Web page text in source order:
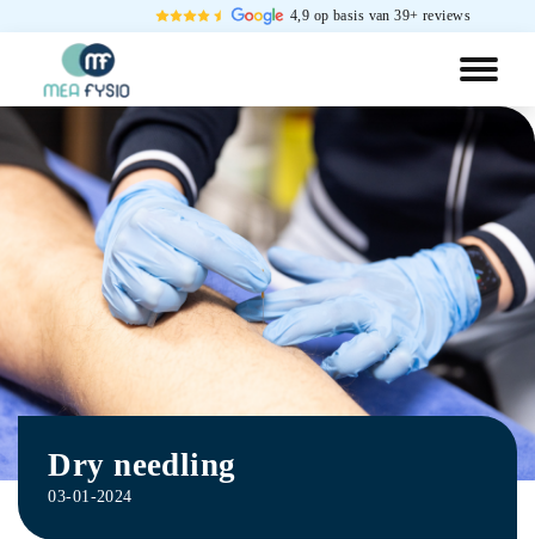
4,9 op basis van 39+ reviews
Dry needling
03-01-2024